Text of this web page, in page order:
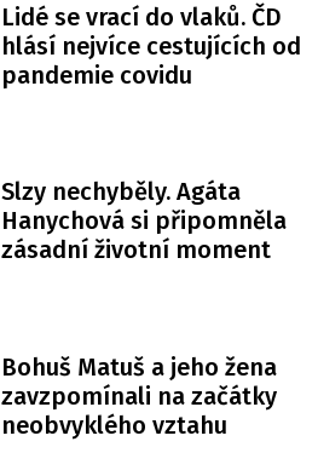
Lidé se vrací do vlaků. ČD
hlásí nejvíce cestujících od
pandemie covidu
Slzy nechyběly. Agáta
Hanychová si připomněla
zásadní životní moment
Bohuš Matuš a jeho žena
zavzpomínali na začátky
neobvyklého vztahu